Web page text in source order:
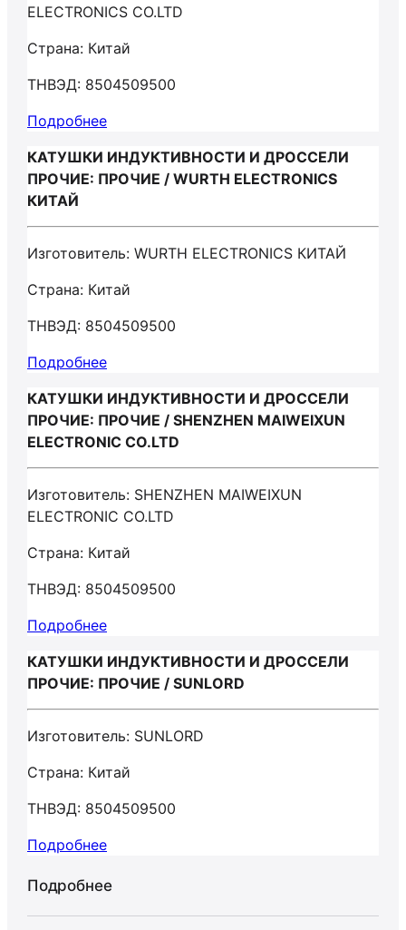
ELECTRONICS CO.LTD
Страна: Китай
ТНВЭД: 8504509500
Подробнее
КАТУШКИ ИНДУКТИВНОСТИ И ДРОССЕЛИ
ПРОЧИЕ: ПРОЧИЕ / WURTH ELECTRONICS
КИТАЙ
Изготовитель: WURTH ELECTRONICS КИТАЙ
Страна: Китай
ТНВЭД: 8504509500
Подробнее
КАТУШКИ ИНДУКТИВНОСТИ И ДРОССЕЛИ
ПРОЧИЕ: ПРОЧИЕ / SHENZHEN MAIWEIXUN
ELECTRONIC CO.LTD
Изготовитель: SHENZHEN MAIWEIXUN
ELECTRONIC CO.LTD
Страна: Китай
ТНВЭД: 8504509500
Подробнее
КАТУШКИ ИНДУКТИВНОСТИ И ДРОССЕЛИ
ПРОЧИЕ: ПРОЧИЕ / SUNLORD
Изготовитель: SUNLORD
Страна: Китай
ТНВЭД: 8504509500
Подробнее
Подробнее